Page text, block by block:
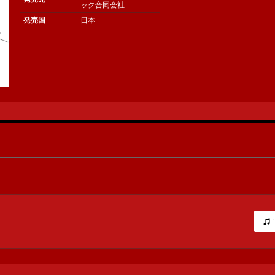
ック合同会社
発売国
日本